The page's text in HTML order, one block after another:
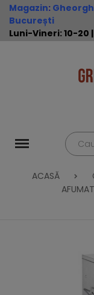
Magazin:
București
Luni-Vineri: 10-20
ACASĂ